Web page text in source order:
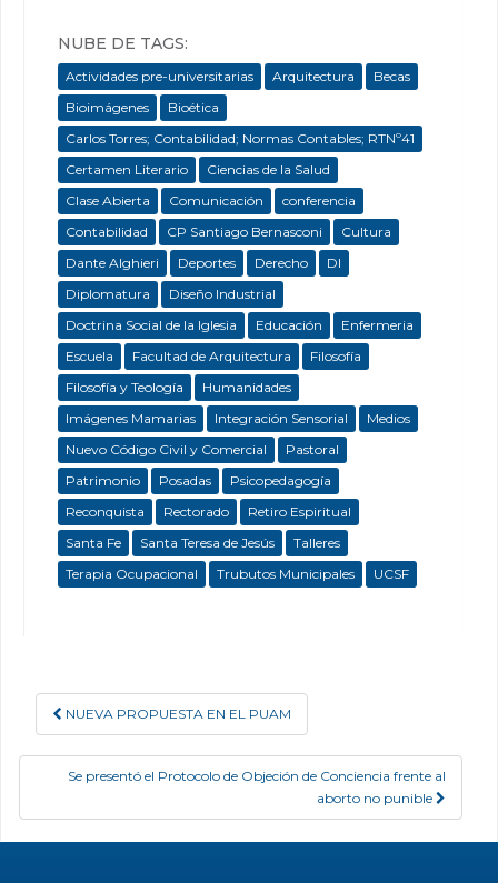
NUBE DE TAGS:
Actividades pre-universitarias Arquitectura
Becas
Bioimágenes
Bioética
Carlos Torres; Contabilidad; Normas Contables; RTNº41
Certamen Literario
Ciencias de la Salud
Clase Abierta
Comunicación
conferencia
Contabilidad
CP Santiago Bernasconi
Cultura
Dante Alghieri
Deportes Derecho
DI
Diplomatura
Diseño Industrial
Doctrina Social de la Iglesia
Educación
Enfermeria
Escuela
Facultad de Arquitectura
Filosofía
Filosofía y Teología
Humanidades
Imágenes Mamarias
Integración Sensorial
Medios
Nuevo Código Civil y Comercial
Pastoral
Patrimonio
Posadas
Psicopedagogía
Reconquista
Rectorado
Retiro Espiritual
Santa Fe
Santa Teresa de Jesús
Talleres
Terapia Ocupacional
Trubutos Municipales UCSF
Post navigation
NUEVA PROPUESTA EN EL PUAM
Se presentó el Protocolo de Objeción de Conciencia frente al
aborto no punible